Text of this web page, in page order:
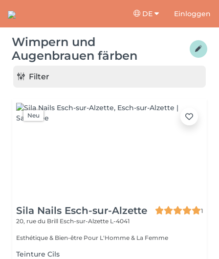
DE Einloggen
Wimpern und
Augenbrauen färben
Filter
Neu
Sila Nails Esch-sur-Alzette
1
20, rue du Brill Esch-sur-Alzette L-4041
Esthétique & Bien-être Pour L'Homme & La Femme
Teinture Cils